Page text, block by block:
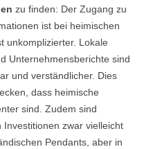
zu finden: Der Zugang zu
ist bei heimischen
unkomplizierter. Lokale
Unternehmensberichte sind
und verständlicher. Dies
dass heimische
sind. Zudem sind
zwar vielleicht
Pendants, aber in